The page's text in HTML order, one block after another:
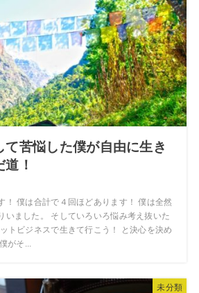
て苦悩した僕が自由に生き
！
！ 僕は合計で４回ほどあります！ 僕は全然
いました。 そしていろいろ悩み考え抜いた
トビジネスで生きて行こう！ と決心を決め
がそ...
未分類